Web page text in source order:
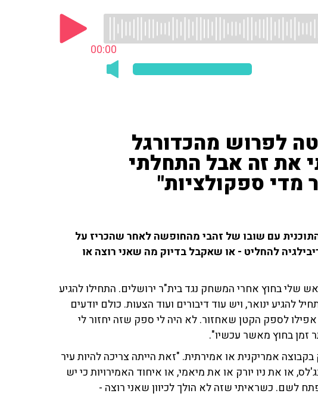
00:00
לפרוש מהכדורגל
את זה אבל התחלתי
ספקולציות"
התוכנית עם שובו של זהבי מהחופשה לאחר שהכריז על
להחליט - או שאקבל בדיוק מה שאני רוצה או
שלי בחוץ אחרי המשחק נגד בית"ר ירושלים. התחילו להגיע
להגיע ינואר, ויש עוד דיבורים ועוד הצעות. כולם יודעים
לספק הקטן שאחזור. לא היה לי ספק שזה יחזור לי
זמן בחוץ מאשר עכשיו".
אמריקנית או אמירתית. "זאת הייתה צריכה להיות עיר
או את ניו יורק או את מיאמי, או איחוד האמירויות כי יש
לשם. כשראיתי שזה לא הולך לכיוון שאני רוצה -